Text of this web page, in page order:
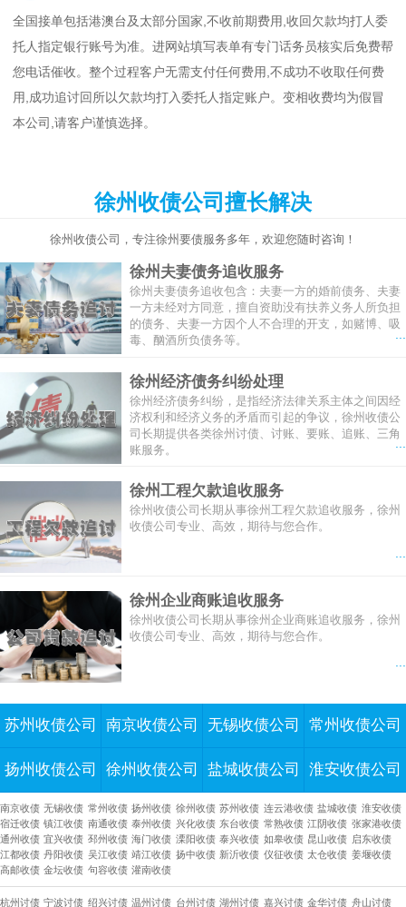
全国接单包括港澳台及太部分国家,不收前期费用,收回欠款均打人委
托人指定银行账号为准。进网站填写表单有专门话务员核实后免费帮
您电话催收。整个过程客户无需支付任何费用,不成功不收取任何费
用,成功追讨回所以欠款均打入委托人指定账户。变相收费均为假冒
本公司,请客户谨慎选择。
徐州收债公司擅长解决
徐州收债公司，专注徐州要债服务多年，欢迎您随时咨询！
徐州夫妻债务追收服务
徐州夫妻债务追收包含：夫妻一方的婚前债务、夫妻
一方未经对方同意，擅自资助没有扶养义务人所负担
的债务、夫妻一方因个人不合理的开支，如赌博、吸
毒、酗酒所负债务等。
徐州经济债务纠纷处理
徐州经济债务纠纷，是指经济法律关系主体之间因经
济权利和经济义务的矛盾而引起的争议，徐州收债公
司长期提供各类徐州讨债、讨账、要账、追账、三角
账服务。
...
徐州工程欠款追收服务
徐州收债公司长期从事徐州工程欠款追收服务，徐州
收债公司专业、高效，期待与您合作。
徐州企业商账追收服务
徐州收债公司长期从事徐州企业商账追收服务，徐州
收债公司专业、高效，期待与您合作。
苏州收债公司 南京收债公司 无锡收债公司 常州收债公司
扬州收债公司 徐州收债公司 盐城收债公司 淮安收债公司
南京收债 无锡收债 常州收债 扬州收债 徐州收债 苏州收债 连云港收债 盐城收债 淮安收债
宿迁收债 镇江收债 南通收债 泰州收债 兴化收债 东台收债 常熟收债 江阴收债 张家港收债
通州收债 宜兴收债 邳州收债 海门收债 溧阳收债 泰兴收债 如皋收债 昆山收债 启东收债
江都收债 丹阳收债 吴江收债 靖江收债 扬中收债 新沂收债 仪征收债 太仓收债 姜堰收债
高邮收债 金坛收债 句容收债 灌南收债
杭州讨债 宁波讨债 绍兴讨债 温州讨债 台州讨债 湖州讨债 嘉兴讨债 金华讨债 舟山讨债